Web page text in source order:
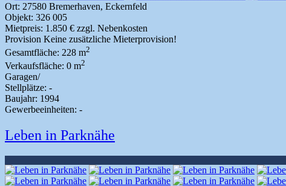
Ort: 27580 Bremerhaven, Eckernfeld
Objekt: 326 005
Mietpreis: 1.850 € zzgl. Nebenkosten
Provision Keine zusätzliche Mieterprovision!
Gesamtfläche: 228 m2
Verkaufsfläche: 0 m2
Garagen/
Stellplätze: -
Baujahr: 1994
Gewerbeeinheiten: -
Leben in Parknähe